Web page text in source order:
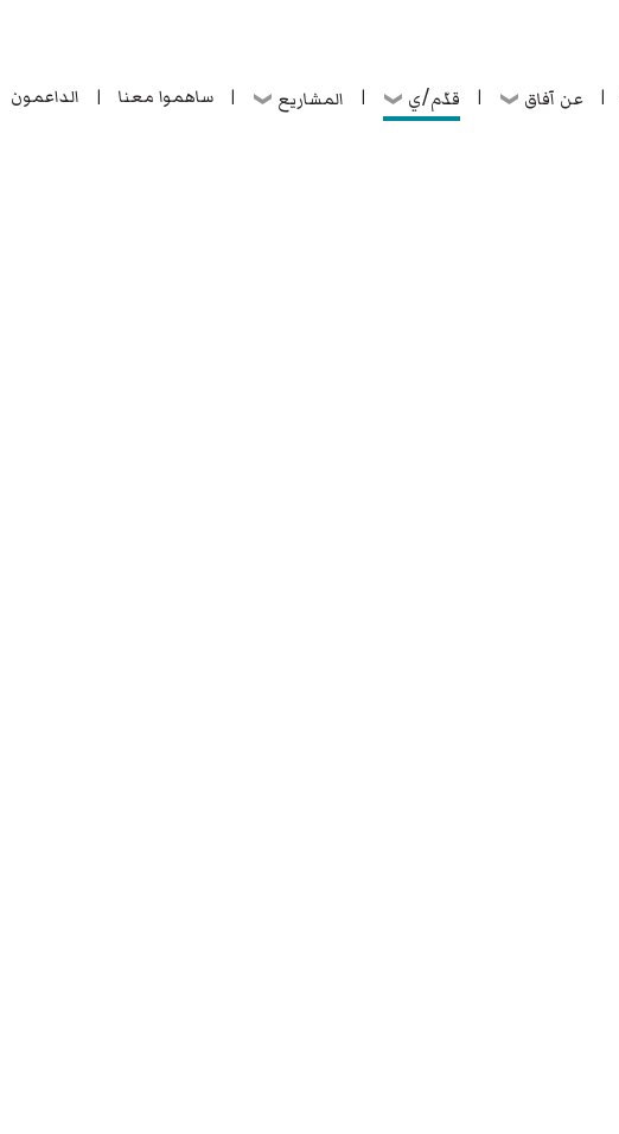
| عن آفاق | قدّم/ي | المشاريع | ساهموا معنا | الداعمون